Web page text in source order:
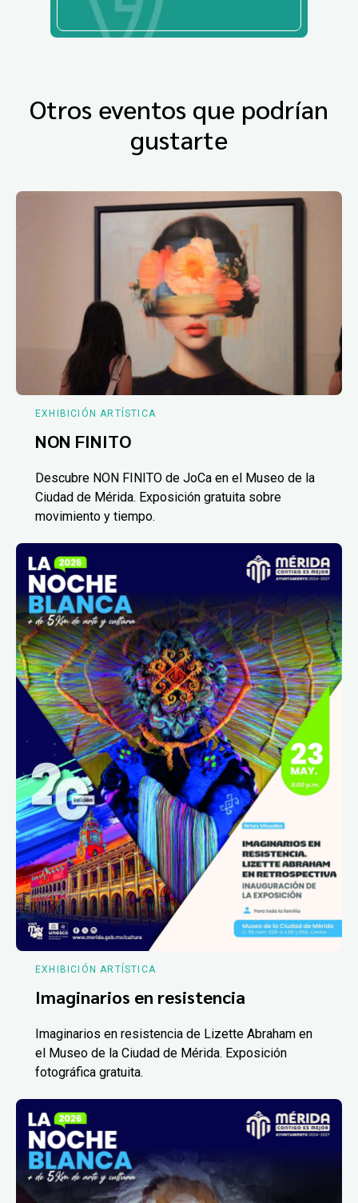
Otros eventos que podrían
gustarte
EXHIBICIÓN ARTÍSTICA
NON FINITO
Descubre NON FINITO de JoCa en el Museo de la
Ciudad de Mérida. Exposición gratuita sobre
movimiento y tiempo.
EXHIBICIÓN ARTÍSTICA
Imaginarios en resistencia
Imaginarios en resistencia de Lizette Abraham en
el Museo de la Ciudad de Mérida. Exposición
fotográfica gratuita.